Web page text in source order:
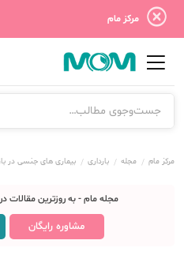
مرکز مام
مرکز مام مجله بارداری بیماری های جنسی در
مجله مام - به روزترین مقالات در
مشاوره رایگان